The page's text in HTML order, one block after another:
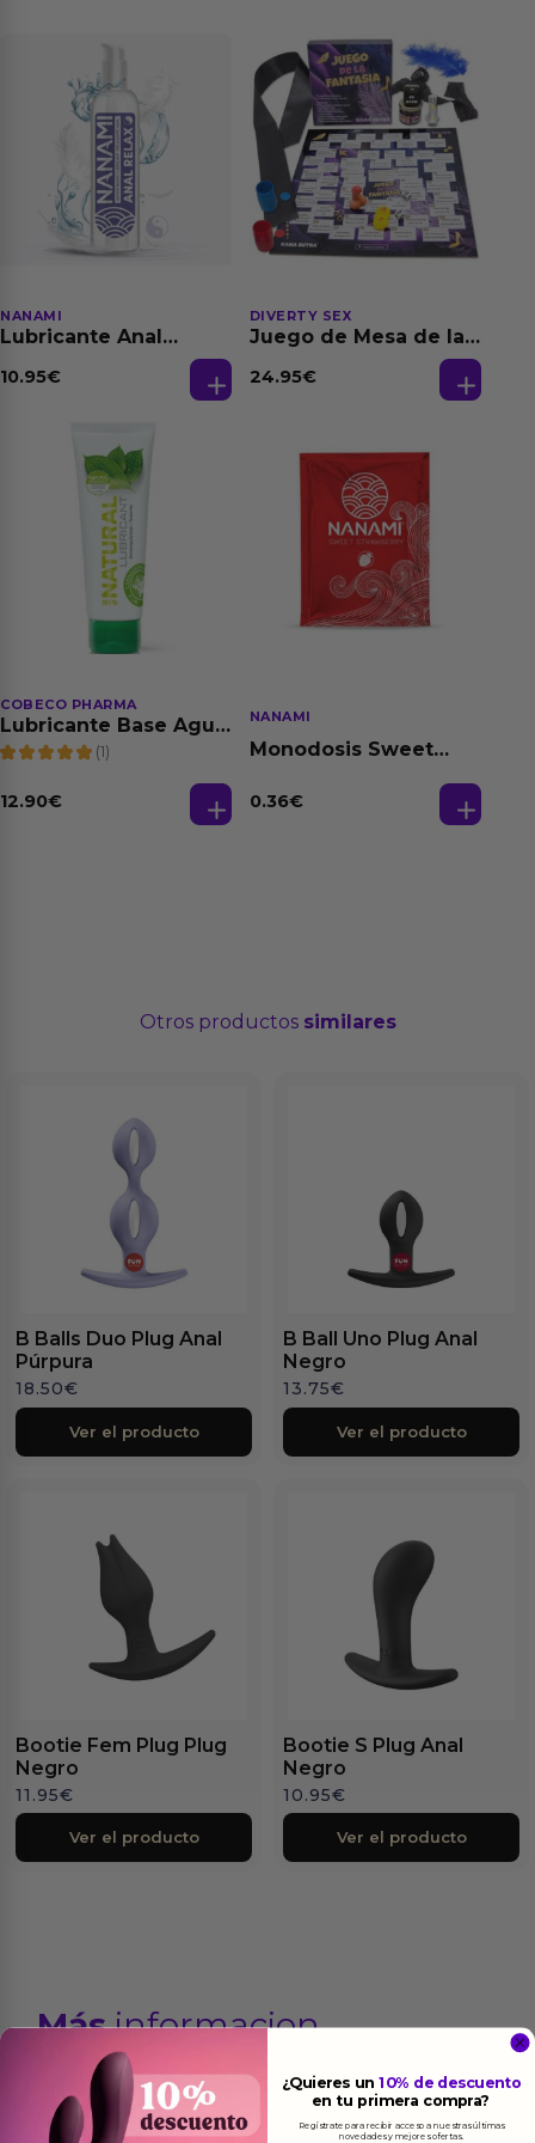
NANAMI
Lubricante Anal
Dilatación Base Agua
10.95€
DIVERTY SEX
Juego de Mesa de las
24.95€
COBECO PHARMA
Lubricante Base Agua
100% Natural 125 ml
(1)
12.90€
NANAMI
Monodosis Sweet
0.36€
Otros productos similares
B Balls Duo Plug Anal
Púrpura
18.50€
Ver el producto
B Ball Uno Plug Anal
Negro
13.75€
Ver el producto
Bootie Fem Plug Plug
Negro
11.95€
Ver el producto
Bootie S Plug Anal
Negro
10.95€
Ver el producto
Másinformacion
Existe un momento en el que la anticipación se
vuelve más dulce que el acto mismo, un
¿Quieres un10% de descuento
en tu primera compra?
Regístrate para recibir acceso a nuestras últimas
novedades y mejores ofertas.